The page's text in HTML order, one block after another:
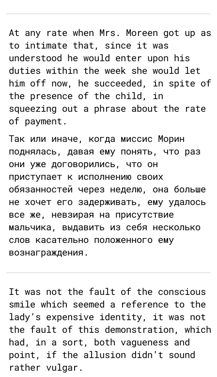
At any rate when Mrs. Moreen got up as
to intimate that, since it was
understood he would enter upon his
duties within the week she would let
him off now, he succeeded, in spite of
the presence of the child, in
squeezing out a phrase about the rate
of payment.
Так или иначе, когда миссис Морин
поднялась, давая ему понять, что раз
они уже договорились, что он
приступает к исполнению своих
обязанностей через неделю, она больше
не хочет его задерживать, ему удалось
все же, невзирая на присутствие
мальчика, выдавить из себя несколько
слов касательно положенного ему
вознаграждения.
It was not the fault of the conscious
smile which seemed a reference to the
lady’s expensive identity, it was not
the fault of this demonstration, which
had, in a sort, both vagueness and
point, if the allusion didn’t sound
rather vulgar.